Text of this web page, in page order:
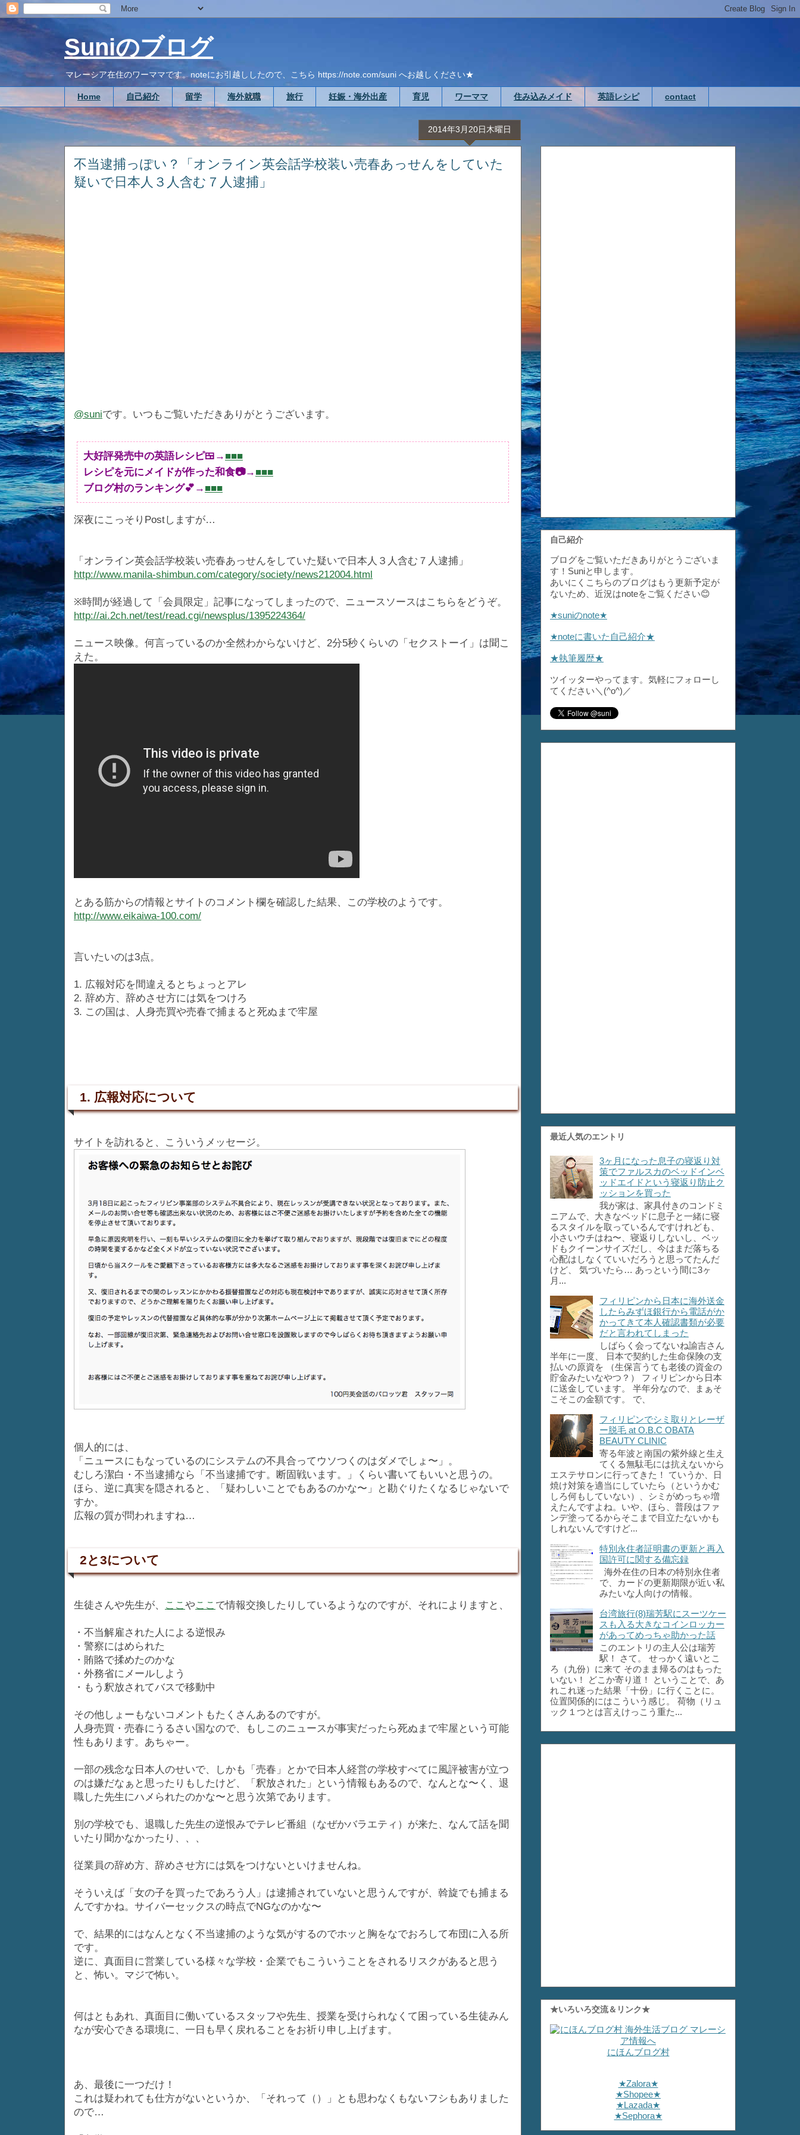
Suniのブログ
マレーシア在住のワーママです。noteにお引越ししたので、こちら https://note.com/suni へお越しください★
Home 自己紹介 留学 海外就職 旅行 妊娠・海外出産 育児 ワーママ 住み込みメイド 英語レシピ contact
2014年3月20日木曜日
不当逮捕っぽい？「オンライン英会話学校装い売春あっせんをしていた
疑いで日本人３人含む７人逮捕」
@suniです。いつもご覧いただきありがとうございます。
大好評発売中の英語レシピ🍱→ ■■■
レシピを元にメイドが作った和食📷→ ■■■
ブログ村のランキング💕→ ■■■
深夜にこっそりPostしますが…
「オンライン英会話学校装い売春あっせんをしていた疑いで日本人３人含む７人逮捕」
http://www.manila-shimbun.com/category/society/news212004.html
※時間が経過して「会員限定」記事になってしまったので、ニュースソースはこちらをどうぞ。
http://ai.2ch.net/test/read.cgi/newsplus/1395224364/
ニュース映像。何言っているのか全然わからないけど、2分5秒くらいの「セクストーイ」は聞こ
えた。
とある筋からの情報とサイトのコメント欄を確認した結果、この学校のようです。
http://www.eikaiwa-100.com/
言いたいのは3点。
1. 広報対応を間違えるとちょっとアレ
2. 辞め方、辞めさせ方には気をつけろ
3. この国は、人身売買や売春で捕まると死ぬまで牢屋
1. 広報対応について
サイトを訪れると、こういうメッセージ。
個人的には、
「ニュースにもなっているのにシステムの不具合ってウソつくのはダメでしょ〜」。
むしろ潔白・不当逮捕なら「不当逮捕です。断固戦います。」くらい書いてもいいと思うの。
ほら、逆に真実を隠されると、「疑わしいことでもあるのかな〜」と勘ぐりたくなるじゃないで
すか。
広報の質が問われますね…
2と3について
生徒さんや先生が、 ここ やここ で情報交換したりしているようなのですが、それによりますと、
・不当解雇された人による逆恨み
・警察にはめられた
・賄賂で揉めたのかな
・外務省にメールしよう
・もう釈放されてバスで移動中
その他しょーもないコメントもたくさんあるのですが。
人身売買・売春にうるさい国なので、もしこのニュースが事実だったら死ぬまで牢屋という可能
性もあります。あちゃー。
一部の残念な日本人のせいで、しかも「売春」とかで日本人経営の学校すべてに風評被害が立つ
のは嫌だなぁと思ったりもしたけど、「釈放された」という情報もあるので、なんとな〜く、退
職した先生にハメられたのかな〜と思う次第であります。
別の学校でも、退職した先生の逆恨みでテレビ番組（なぜかバラエティ）が来た、なんて話を聞
いたり聞かなかったり、、、
従業員の辞め方、辞めさせ方には気をつけないといけませんね。
そういえば「女の子を買ったであろう人」は逮捕されていないと思うんですが、斡旋でも捕まる
んですかね。サイバーセックスの時点でNGなのかな〜
で、結果的にはなんとなく不当逮捕のような気がするのでホッと胸をなでおろして布団に入る所
です。
逆に、真面目に営業している様々な学校・企業でもこういうことをされるリスクがあると思う
と、怖い。マジで怖い。
何はともあれ、真面目に働いているスタッフや先生、授業を受けられなくて困っている生徒みん
なが安心できる環境に、一日も早く戻れることをお祈り申し上げます。
あ、最後に一つだけ！
これは疑われても仕方がないというか、「それって（）」とも思わなくもないフシもありました
ので…
自己紹介
ブログをご覧いただきありがとうございま
す！Suniと申します。
あいにくこちらのブログはもう更新予定が
ないため、近況はnoteをご覧ください😊
★suniのnote★
★noteに書いた自己紹介★
★執筆履歴★
ツイッターやってます。気軽にフォローし
てください＼(^o^)／
最近人気のエントリ
3ヶ月になった息子の寝返り対
策でファルスカのベッドインベ
ッドエイドという寝返り防止ク
ッションを買った
我が家は、家具付きのコンドミ
ニアムで、大きなベッドに息子と一緒に寝
るスタイルを取っているんですけれども、
小さいウチはね〜、寝返りしないし、ベッ
ドもクイーンサイズだし、今はまだ落ちる
心配はしなくていいだろうと思ってたんだ
けど、 気づいたら… あっという間に3ヶ
月...
フィリピンから日本に海外送金
したらみずほ銀行から電話がか
かってきて本人確認書類が必要
だと言われてしまった
しばらく会ってないね諭吉さん
半年に一度、 日本で契約した生命保険の支
払いの原資を （生保言うても老後の資金の
貯金みたいなやつ？） フィリピンから日本
に送金しています。 半年分なので、まぁそ
こそこの金額です。 で、
フィリピンでシミ取りとレーザ
ー脱毛 at O.B.C OBATA
BEAUTY CLINIC
寄る年波と南国の紫外線と生え
てくる無駄毛には抗えないから
エステサロンに行ってきた！ ていうか、日
焼け対策を適当にしていたら（というかむ
しろ何もしていない）、シミがめっちゃ増
えたんですよね。いや、ほら、普段はファ
ンデ塗ってるからそこまで目立たないかも
しれないんですけど...
特別永住者証明書の更新と再入
国許可に関する備忘録
海外在住の日本の特別永住者
で、カードの更新期限が近い私
みたいな人向けの情報。
台湾旅行(8)瑞芳駅にスーツケー
スも入る大きなコインロッカー
があってめっちゃ助かった話
このエントリの主人公は瑞芳
駅！ さて。 せっかく遠いとこ
ろ（九份）に来て そのまま帰るのはもった
いない！ どこか寄り道！ ということで、あ
れこれ迷った結果「十份」に行くことに。
位置関係的にはこういう感じ。 荷物（リュ
ック１つとは言えけっこう重た...
★いろいろ交流＆リンク★
にほんブログ村
★Zalora★
★Shopee★
★Lazada★
★Sephora★